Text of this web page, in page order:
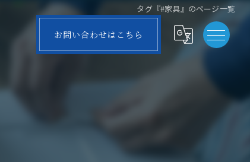
タグ『#家具』のページ一覧
お問い合わせはこちら